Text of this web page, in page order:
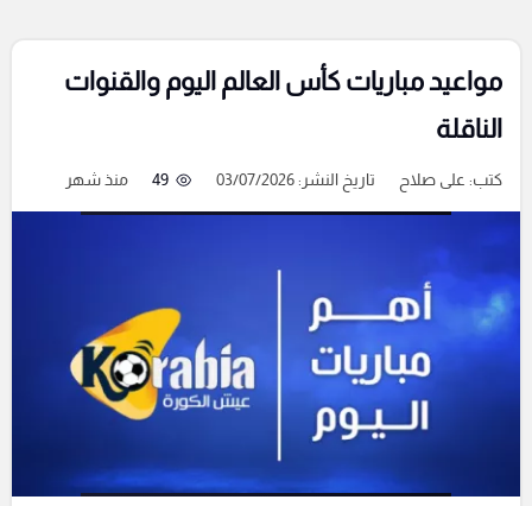
مواعيد مباريات كأس العالم اليوم والقنوات
الناقلة
كتب: على صلاح تاريخ النشر: 03/07/2026 49 منذ شهر